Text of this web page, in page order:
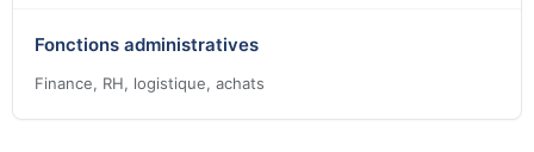
Fonctions administratives
Finance, RH, logistique, achats